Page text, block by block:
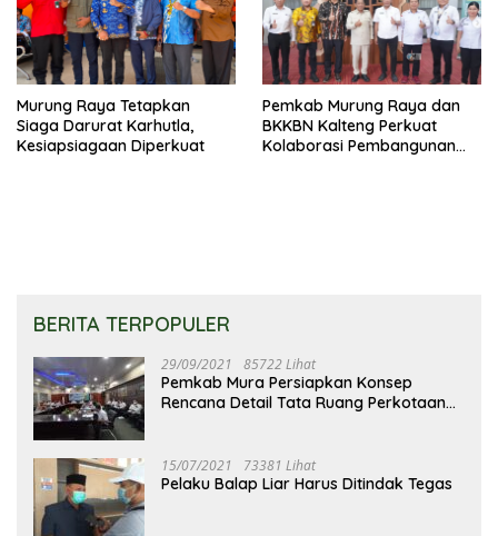
Murung Raya Tetapkan
Siaga Darurat Karhutla,
Kesiapsiagaan Diperkuat
Pemkab Murung Raya dan
BKKBN Kalteng Perkuat
Kolaborasi Pembangunan
BERITA TERPOPULER
29/09/2021 85722 Lihat
Pemkab Mura Persiapkan Konsep
Rencana Detail Tata Ruang Perkotaan
15/07/2021 73381 Lihat
Pelaku Balap Liar Harus Ditindak Tegas